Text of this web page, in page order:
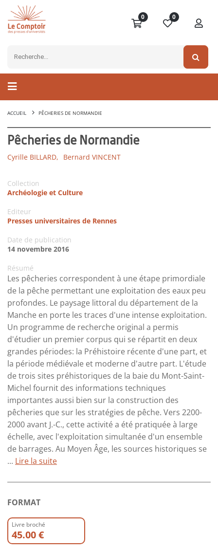
0 0
ACCUEIL PÊCHERIES DE NORMANDIE
Pêcheries de Normandie
Cyrille BILLARD, Bernard VINCENT
Collection
Archéologie et Culture
Editeur
Presses universitaires de Rennes
Date de publication
14 novembre 2016
Résumé
Les pêcheries correspondent à une étape primordiale
de la pêche permettant une exploitation des eaux peu
profondes. Le paysage littoral du département de la
Manche en porte les traces d'une intense exploitation.
Un programme de recherche original a permis
d'étudier un premier corpus qui se répartit en deux
grandes périodes: la Préhistoire récente d'une part, et
la période médiévale et moderne d'autre part. L'étude
de trois sites préhistoriques de la baie du Mont-Saint-
Michel fournit des informations techniques
importantes aussi bien sur la construction des
pêcheries que sur les stratégies de pêche. Vers 2200-
2000 avant J.-C., cette activité a été pratiquée à large
échelle, avec l'exploitation simultanée d'un ensemble
de barrages. Au Moyen Âge, les sources historiques se
... Lire la suite
FORMAT
Livre broché
45.00 €